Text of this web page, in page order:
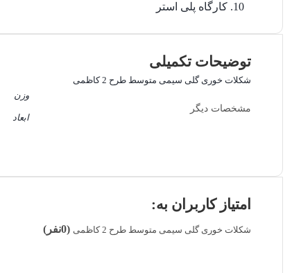
کارگاه پلی استر
توضیحات تکمیلی
شکلات خوری گلی سیمی متوسط طرح 2 کاظمی
مشخصات دیگر
وزن
ابعاد
امتیاز کاربران به:
شکلات خوری گلی سیمی متوسط طرح 2 کاظمی (0نفر)